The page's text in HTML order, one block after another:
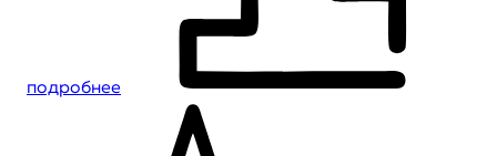
подробнее